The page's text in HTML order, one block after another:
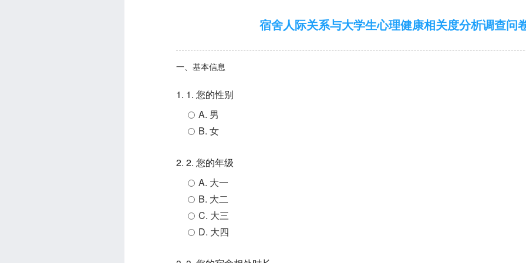
宿舍人际关系与大学生心理健康相关度分析调查问
一、基本信息
1. 1. 您的性别
A. 男
B. 女
2. 2. 您的年级
A. 大一
B. 大二
C. 大三
D. 大四